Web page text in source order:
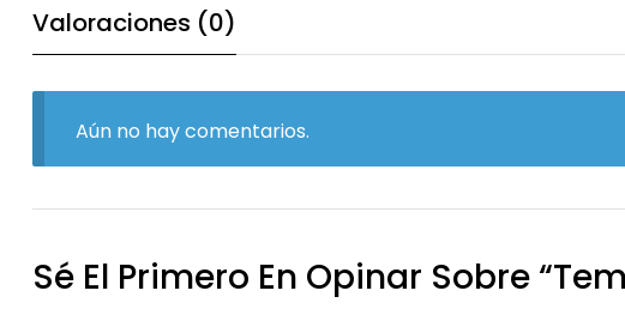
Valoraciones (0)
Aún no hay comentarios.
Sé El Primero En Opinar Sobre